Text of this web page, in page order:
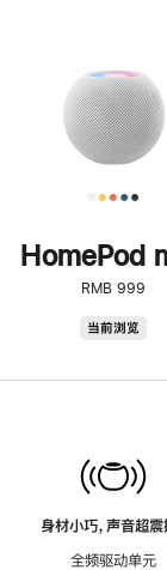
HomePod
RMB 999
当前浏览
身材小巧，声音超震
全频驱动单元